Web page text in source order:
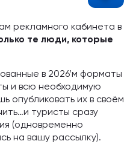
рекламного кабинета в
те люди, которые
в 2026’м форматы
и всю необходимую
опубликовать их в своём
туристы сразу
(одновременно
на вашу рассылку).